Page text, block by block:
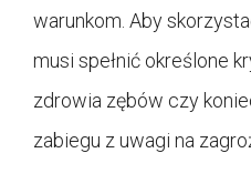
warunkom. Aby
musi spełnić określone
zdrowia zębów czy
zabiegu z uwagi na